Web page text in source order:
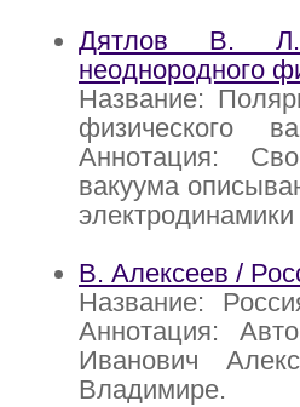
Дятлов В. Л.
неоднородного
Название:
физического
Аннотация:
вакуума
электродинамики
В. Алексеев /
Название:
Аннотация:
Иванович
Владимире.